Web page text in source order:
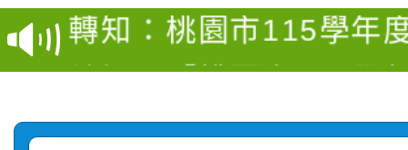
結果(第4招)
學年度第1學期第7次代
結果(第12招)
轉知：桃園市115學年
賽及師生本土語及新住
賽實施要點
轉知：「桃園市115學
比賽實施要點」
轉知：「115年金融知